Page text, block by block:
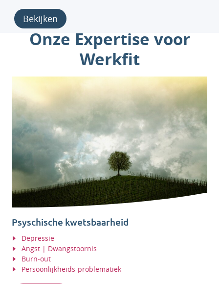
Bekijken
Onze Expertise voor
Werkfit
Psyschische kwetsbaarheid
Depressie
Angst | Dwangstoornis
Burn-out
Persoonlijkheids-problematiek